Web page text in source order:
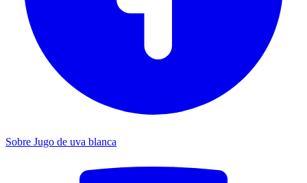
Sobre Jugo de uva blanca